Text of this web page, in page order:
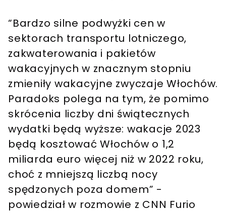
“Bardzo silne podwyżki cen w
sektorach transportu lotniczego,
zakwaterowania i pakietów
wakacyjnych w znacznym stopniu
zmieniły wakacyjne zwyczaje Włochów.
Paradoks polega na tym, że pomimo
skrócenia liczby dni świątecznych
wydatki będą wyższe: wakacje 2023
będą kosztować Włochów o 1,2
miliarda euro więcej niż w 2022 roku,
choć z mniejszą liczbą nocy
spędzonych poza domem” -
powiedział w rozmowie z CNN Furio